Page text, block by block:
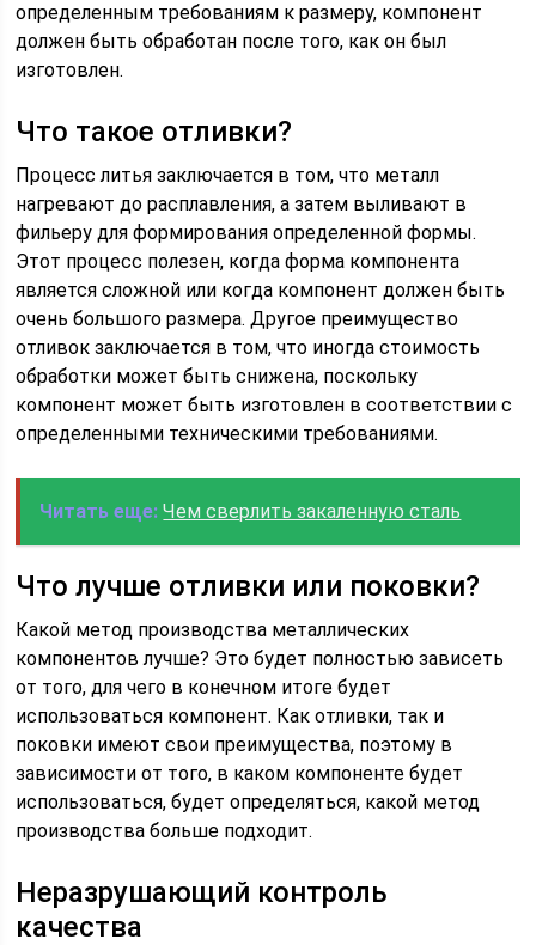
определенным требованиям к размеру, компонент
должен быть обработан после того, как он был
изготовлен.
Что такое отливки?
Процесс литья заключается в том, что металл
нагревают до расплавления, а затем выливают в
фильеру для формирования определенной формы.
Этот процесс полезен, когда форма компонента
является сложной или когда компонент должен быть
очень большого размера. Другое преимущество
отливок заключается в том, что иногда стоимость
обработки может быть снижена, поскольку
компонент может быть изготовлен в соответствии с
определенными техническими требованиями.
Читать еще: Чем сверлить закаленную сталь
Что лучше отливки или поковки?
Какой метод производства металлических
компонентов лучше? Это будет полностью зависеть
от того, для чего в конечном итоге будет
использоваться компонент. Как отливки, так и
поковки имеют свои преимущества, поэтому в
зависимости от того, в каком компоненте будет
использоваться, будет определяться, какой метод
производства больше подходит.
Неразрушающий контроль
качества